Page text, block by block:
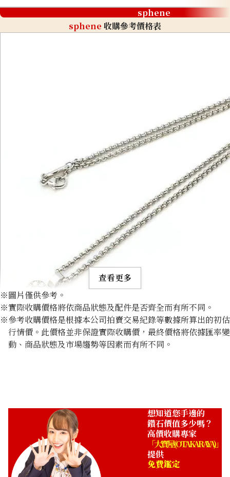
sphene
sphene 收購參考價格表
Chopard Happy Diamond Pendant Top Necklace
查看更多
※圖片僅供參考。
※實際收購價格將依商品狀態及配件是否齊全而有所不同。
※參考收購價格是根據本公司拍賣交易紀錄等數據所算出的初估
行情價。此價格並非保證實際收購價，最終價格將依據匯率變
動、商品狀態及市場趨勢等因素而有所不同。
想知道您手邊的
鑽石價值多少嗎？
高價收購專家
「大寶屋 (OTAKARAYA)」
提供
免費鑑定